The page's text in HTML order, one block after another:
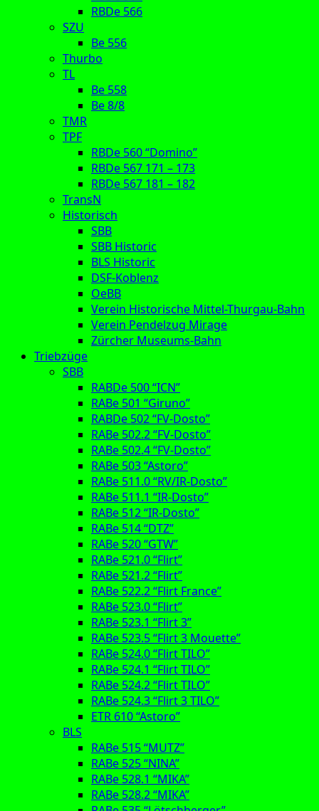
RBDe 566
SZU
Be 556
Thurbo
TL
Be 558
Be 8/8
TMR
TPF
RBDe 560 “Domino”
RBDe 567 171 – 173
RBDe 567 181 – 182
TransN
Historisch
SBB
SBB Historic
BLS Historic
DSF-Koblenz
OeBB
Verein Historische Mittel-Thurgau-Bahn
Verein Pendelzug Mirage
Zürcher Museums-Bahn
Triebzüge
SBB
RABDe 500 “ICN”
RABe 501 “Giruno”
RABDe 502 “FV-Dosto”
RABe 502.2 “FV-Dosto”
RABe 502.4 “FV-Dosto”
RABe 503 “Astoro”
RABe 511.0 “RV/IR-Dosto”
RABe 511.1 “IR-Dosto”
RABe 512 “IR-Dosto”
RABe 514 “DTZ”
RABe 520 “GTW”
RABe 521.0 “Flirt”
RABe 521.2 “Flirt”
RABe 522.2 “Flirt France”
RABe 523.0 “Flirt”
RABe 523.1 “Flirt 3”
RABe 523.5 “Flirt 3 Mouette”
RABe 524.0 “Flirt TILO”
RABe 524.1 “Flirt TILO”
RABe 524.2 “Flirt TILO”
RABe 524.3 “Flirt 3 TILO”
ETR 610 “Astoro”
BLS
RABe 515 “MUTZ”
RABe 525 “NINA”
RABe 528.1 “MIKA”
RABe 528.2 “MIKA”